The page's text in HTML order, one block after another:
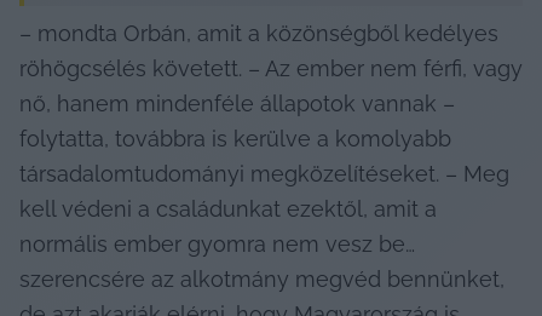
– mondta Orbán, amit a közönségből kedélyes
röhögcsélés követett. – Az ember nem férfi, vagy
nő, hanem mindenféle állapotok vannak –
folytatta, továbbra is kerülve a komolyabb
társadalomtudományi megközelítéseket. – Meg
kell védeni a családunkat ezektől, amit a
normális ember gyomra nem vesz be…
szerencsére az alkotmány megvéd bennünket,